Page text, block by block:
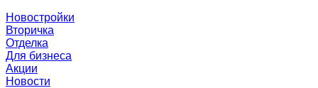
Новостройки
Вторичка
Отделка
Для бизнеса
Акции
Новости